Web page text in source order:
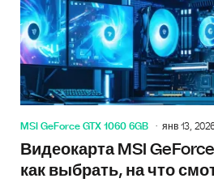
MSI GeForce GTX 1060 6GB янв 13,
Видеокарта MSI
как выбрать, на что